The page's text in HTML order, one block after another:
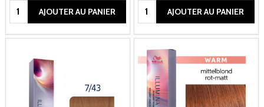
Quantité:AJOUTER AU PANIER Quantité:AJOUTER AU PANIER